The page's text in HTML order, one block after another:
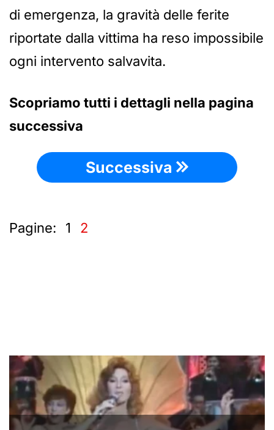
di emergenza, la gravità delle ferite
riportate dalla vittima ha reso impossibile
ogni intervento salvavita.
Scopriamo tutti i dettagli nella pagina
successiva
Successiva
Pagine: 1 2